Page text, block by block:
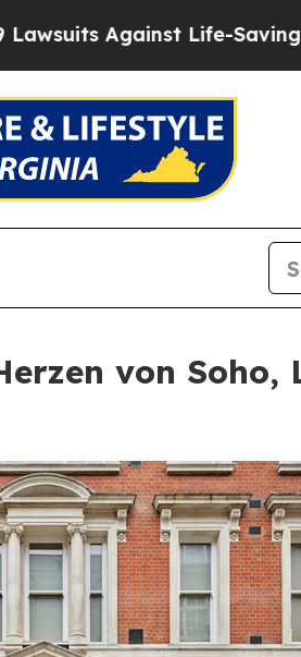
Life-Saving PoliciesHe’s
von Soho,